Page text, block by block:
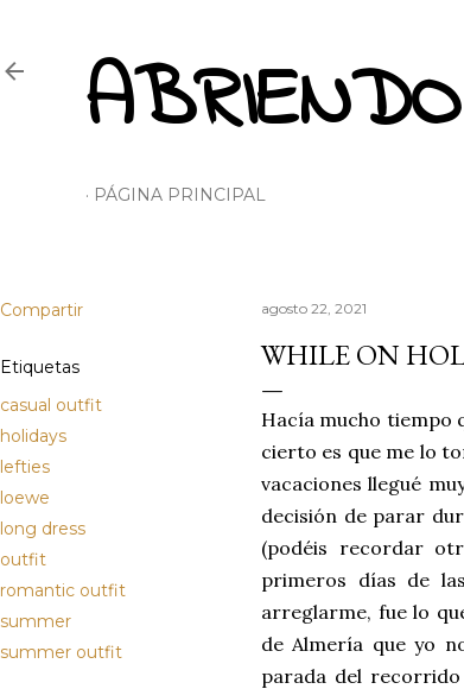
PÁGINA PRINCIPAL
Compartir
Etiquetas
casual outfit
holidays
lefties
loewe
long dress
outfit
romantic outfit
summer
summer outfit
agosto 22, 2021
WHILE ON
Hacía mucho tiempo
cierto es que me lo
vacaciones llegué
decisión de parar
(podéis recordar
primeros días de
arreglarme, fue lo
de Almería que yo
parada del recorrido